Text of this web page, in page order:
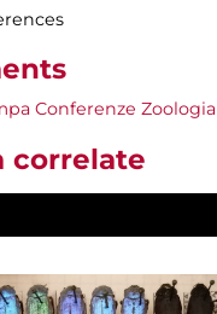
Conferenze Zoologia
correlate